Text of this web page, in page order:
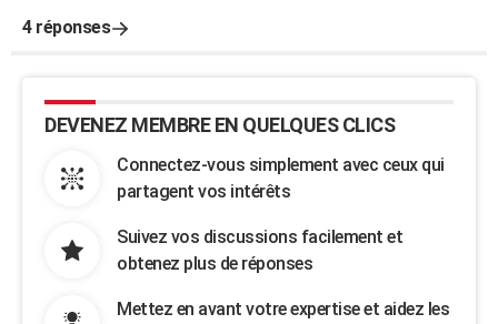
4 réponses
DEVENEZ MEMBRE EN QUELQUES CLICS
Connectez-vous simplement avec ceux qui
partagent vos intérêts
Suivez vos discussions facilement et
obtenez plus de réponses
Mettez en avant votre expertise et aidez les